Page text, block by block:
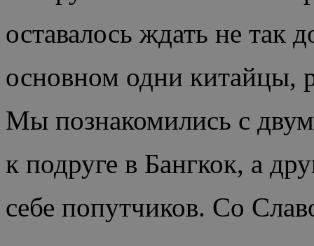
оставалось ждать не так
основном одни китайцы,
Мы познакомились с
к подруге в Бангкок, а
себе попутчиков. Со